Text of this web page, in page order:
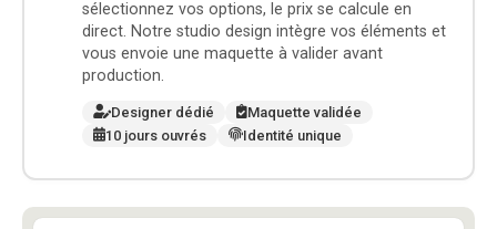
sélectionnez vos options, le prix se calcule en
direct. Notre studio design intègre vos éléments et
vous envoie une maquette à valider avant
production.
Designer dédié
Maquette validée
10 jours ouvrés
Identité unique